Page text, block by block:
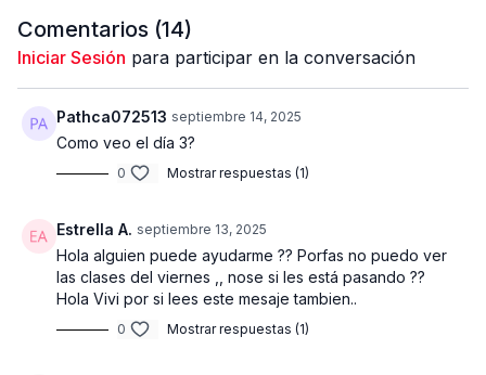
Equipo de trabajo:
1 mancuerna de40 lbs.
1 mancuerna de30 lbs.
2 mancuernas de 15 lbs.
Banda elástica
para activación y control.
2 tobilleras de 15 lbs
Banco o sillapara apoyo y variaciones.
Con un rango de peso
diseñada para dar volumen, levantar y moldear los
glúteos, mientras se tonifican piernas y se mejora la fuerza
del tren inferior. Cada bloque combinacontrol, intensidad y
técnicapara que sientas el trabajo profundo en cada
repetición.
Comentarios (14)
Iniciar Sesión para participar en la conversación
Pathca072513 septiembre 14, 2025
Como veo el día 3?
0 Mostrar respuestas (1)
Estrella A. septiembre 13, 2025
Hola alguien puede ayudarme ?? Porfas no puedo ver
las clases del viernes ,, nose si les está pasando ??
Hola Vivi por si lees este mesaje tambien..
0 Mostrar respuestas (1)